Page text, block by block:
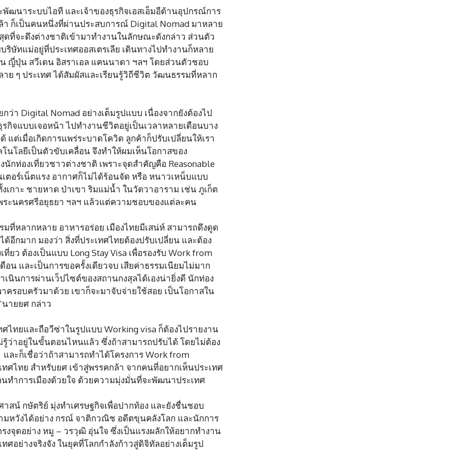
นาระบบไอที และเจ้าของธุรกิจเอสเอ็มอีด้านอุปกรณ์การ
ก็เป็นคนหนึ่งที่ผ่านประสบการณ์ Digital Nomad มาหลาย
ดที่จะดึงต่างชาติเข้ามาทำงานในลักษณะดังกล่าว ส่วนตัว
ษัทแม่อยู่ที่ประเทศออสเตรเลีย เดินทางไปทำงานก็หลาย
ญี่ปุ่น สวีเดน อิสราเอล แคนนาดา ฯลฯ โดยส่วนตัวชอบ
ย ๆ ประเทศ ได้สัมผัสและเรียนรู้วิถีชีวิต วัฒนธรรมที่หลาก
ว่า Digital Nomad อย่างเต็มรูปแบบ เนื่องจากยังต้องไป
กิจแบบเจอหน้า ไปทำงานชีวิตอยู่เป็นเวลาหลายเดือนบาง
แต่เมื่อเกิดการแพร่ระบาดโควิด ลูกค้าก็ปรับเปลี่ยนให้เรา
นโลยีเป็นตัวขับเคลื่อน จึงทำให้ผมเห็นโอกาสของ
กท่องเที่ยวชาวต่างชาติ เพราะจุดสำคัญคือ Reasonable
ตอร์เน็ตแรง อากาศก็ไม่ได้ร้อนจัด หรือ หนาวเหน็บแบบ
เกาะ ชายหาด ป่าเขา ริมแม่น้ำ ในวัดวาอาราม เช่น ภูเก็ต
ระนครศรีอยุธยา ฯลฯ แล้วแต่ความชอบของแต่ละคน
ที่หลากหลาย อาหารอร่อย เมืองไทยมีเสน่ห์ สามารถดึงดูด
อีกมาก มองว่า สิ่งที่ประเทศไทยต้องปรับเปลี่ยน และต้อง
ยว ต้องเป็นแบบ Long Stay Visa เพื่อรองรับ Work from
อน และเป็นการขอครั้งเดียวจบ เสียค่าธรรมเนียมไม่มาก
นินการผ่านเว็ปไซต์ของสถานกงสุลได้เองน่ายิ่งดี นักท่อง
ครอบครัวมาด้วย เขาก็จะมาจับจ่ายใช้สอย เป็นโอกาสใน
นายยศ กล่าว
ไทยและถือวีซ่าในรูปแบบ Working visa ก็ต้องไปรายงาน
ว่าอยู่ในขั้นตอนไหนแล้ว ซึ่งถ้าสามารถปรับได้ โดยไม่ต้อง
ละก็เชื่อว่าถ้าสามารถทำได้โครงการ Work from
ศไทย สำหรับยศ เข้าสู่พรรคกล้า จากคนที่อยากเห็นประเทศ
ทำการเมืองด้วยใจ ด้วยความมุ่งมั่นที่จะพัฒนาประเทศ
สน์ กษัตริย์ มุ่งทำเศรษฐกิจเพื่อปากท้อง และยังชื่นชอบ
มหวังได้อย่าง กรณ์ จาติกวณิช อดีตขุนคลังโลก และนักการ
จุดอย่าง หมู – วรวุฒิ อุ่นใจ ซึ่งเป็นแรงผลักให้อยากทำงาน
ศอย่างจริงจัง ในยุคที่โลกกำลังก้าวสู่ดิจิทัลอย่างเต็มรูป